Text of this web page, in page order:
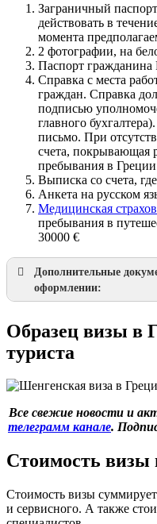
Заграничный
действовать в
момента
2 фотографии, на
Паспорт
Справка с места
граждан. Справка
подписью
главного
письмо. При
счета, покрывающая
пребывания в
Выписка со счета,
Анкета на русском
Медицинская
пребывания в
30000 €
Дополнительные
оформлении:
ваучер от отеля с
Образец визы в
туриста
Все свежие новости и
телеграмм канале.
Стоимость
Стоимость визы
и сервисного. А также